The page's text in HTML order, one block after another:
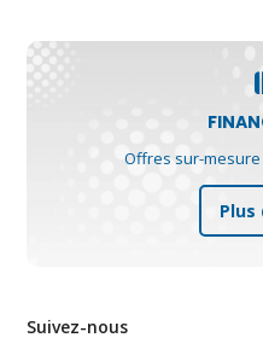
Offres sur-
Plus
Suivez-nous